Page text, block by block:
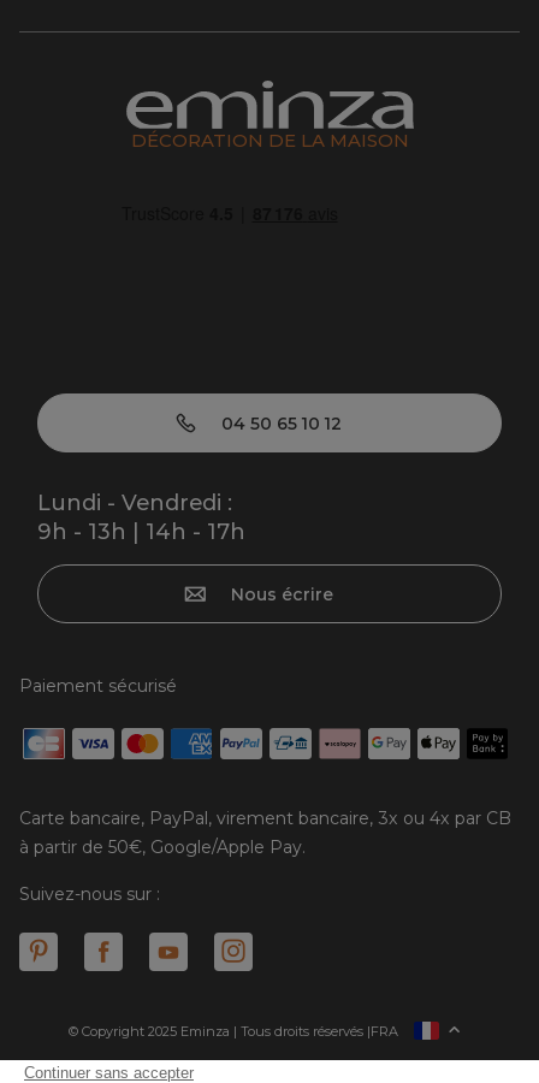
DÉCORATION DE LA MAISON
04 50 65 10 12
Lundi - Vendredi :
9h - 13h | 14h - 17h
Nous écrire
Paiement sécurisé
Carte bancaire, PayPal, virement bancaire, 3x ou 4x par CB
à partir de 50€, Google/Apple Pay.
Suivez-nous sur :
© Copyright 2025 Eminza | Tous droits réservés |
ESPAÑAFRA